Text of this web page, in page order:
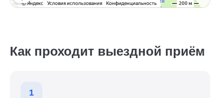
Как проходит выездной приём
1